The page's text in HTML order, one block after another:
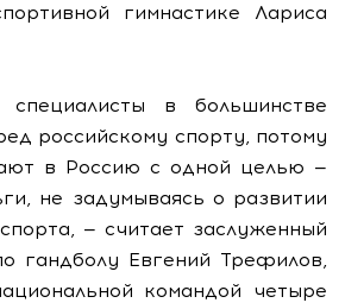
гимнастике Лариса
в большинстве
российскому спорту, потому
в Россию с одной целью —
не задумываясь о развитии
— считает заслуженный
гандболу Евгений Трефилов,
командой четыре